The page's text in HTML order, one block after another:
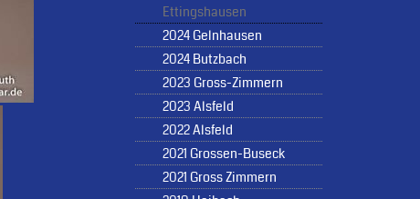
Ettingshausen
2024 Gelnhausen
2024 Butzbach
2023 Gross-Zimmern
2023 Alsfeld
2022 Alsfeld
2021 Grossen-Buseck
2021 Gross Zimmern